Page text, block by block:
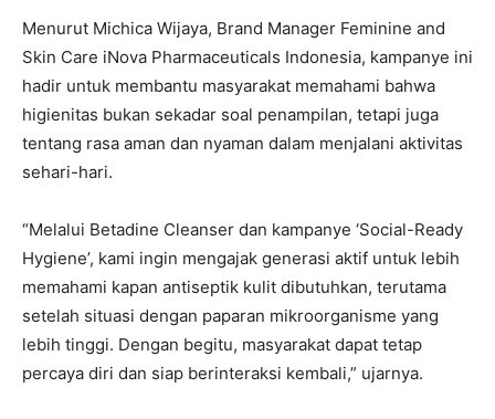
Menurut Michica Wijaya, Brand Manager Feminine and
Skin Care iNova Pharmaceuticals Indonesia, kampanye ini
hadir untuk membantu masyarakat memahami bahwa
higienitas bukan sekadar soal penampilan, tetapi juga
tentang rasa aman dan nyaman dalam menjalani aktivitas
sehari-hari.
“Melalui Betadine Cleanser dan kampanye ‘Social-Ready
Hygiene’, kami ingin mengajak generasi aktif untuk lebih
memahami kapan antiseptik kulit dibutuhkan, terutama
setelah situasi dengan paparan mikroorganisme yang
lebih tinggi. Dengan begitu, masyarakat dapat tetap
percaya diri dan siap berinteraksi kembali,” ujarnya.